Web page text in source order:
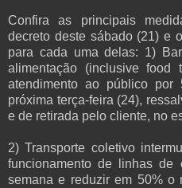
Confira as principais
decreto deste sábado (21) e
para cada uma delas: 1)
alimentação (inclusive food
atendimento ao público
próxima terça-feira (24),
e de retirada pelo cliente, no
2) Transporte coletivo
funcionamento de linhas
semana e reduzir em 50% o